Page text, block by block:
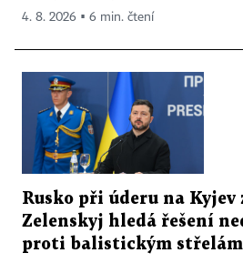
4. 8. 2026 ▪ 6 min. čtení
Rusko při úderu na
Zelenskyj hledá řešení
proti balistickým střelám